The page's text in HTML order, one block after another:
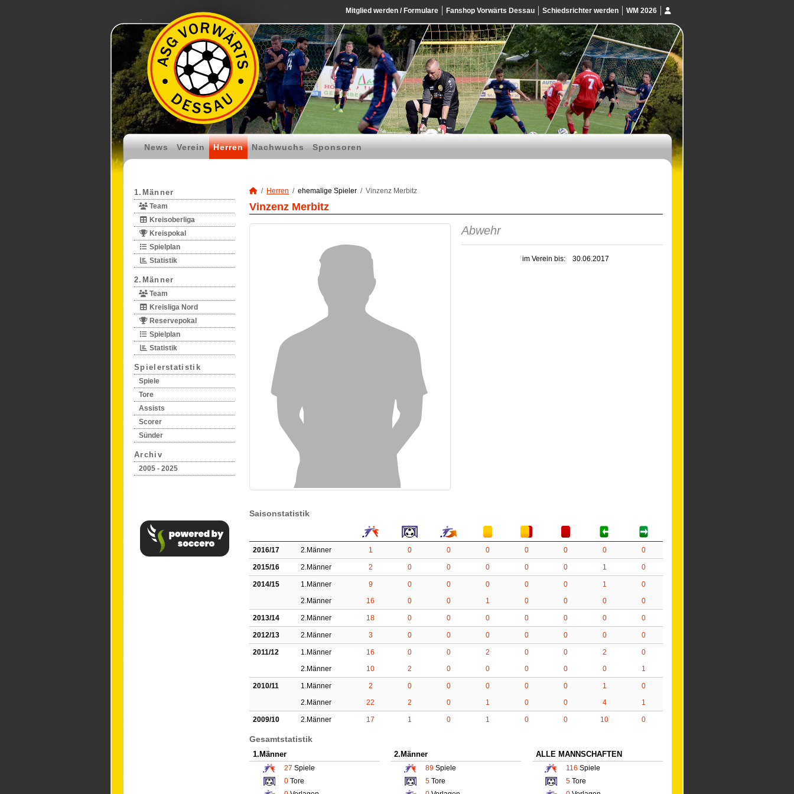
Mitglied werden / Formulare Fanshop Vorwärts Dessau Schiedsrichter werden WM 2026
News Verein Herren Nachwuchs Sponsoren
1.Männer
Team
Kreisoberliga
Kreispokal
Spielplan
Statistik
2.Männer
Team
Kreisliga Nord
Reservepokal
Spielplan
Statistik
Spielerstatistik
Spiele
Tore
Assists
Scorer
Sünder
Archiv
2005 - 2025
Herren ehemalige Spieler Vinzenz Merbitz
Vinzenz Merbitz
Abwehr
im Verein bis: 30.06.2017
Saisonstatistik
2016/17 2.Männer 1 0 0 0 0 0 0 0
2015/16 2.Männer 2 0 0 0 0 0 1 0
2014/15 1.Männer 9 0 0 0 0 0 1
0
2.Männer
16 0 0 1 0 0 0 0
2013/14 2.Männer 18 0 0 0 0 0 0 0
2012/13 2.Männer 3 0 0 0 0 0 0 0
2011/12 1.Männer 16 0 0 2 0 0 2
0
2.Männer
10 2 0 0 0 0 0 1
2010/11 1.Männer 2 0 0 0 0 0 1
0
2.Männer
22 2 0 1 0 0 4 1
2009/10 2.Männer 17 1 0 1 0 0 10 0
Gesamtstatistik
1.Männer
27 Spiele
0 Tore
2.Männer
89 Spiele
5 Tore
ALLE MANNSCHAFTEN
116 Spiele
5Tore